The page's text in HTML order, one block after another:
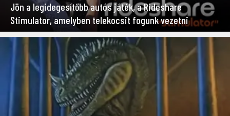
Jön a legidegesítőbb autós játék, a Rideshare
Stimulator, amelyben telekocsit fogunk vezetni